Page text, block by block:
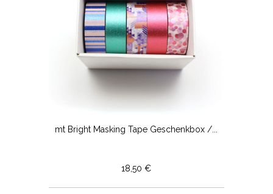
mt Bright Masking Tape Geschenkbox /...
18,50 €